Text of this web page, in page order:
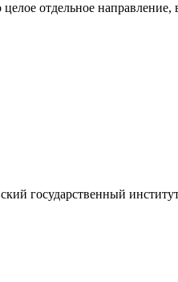
отдельное
государственный